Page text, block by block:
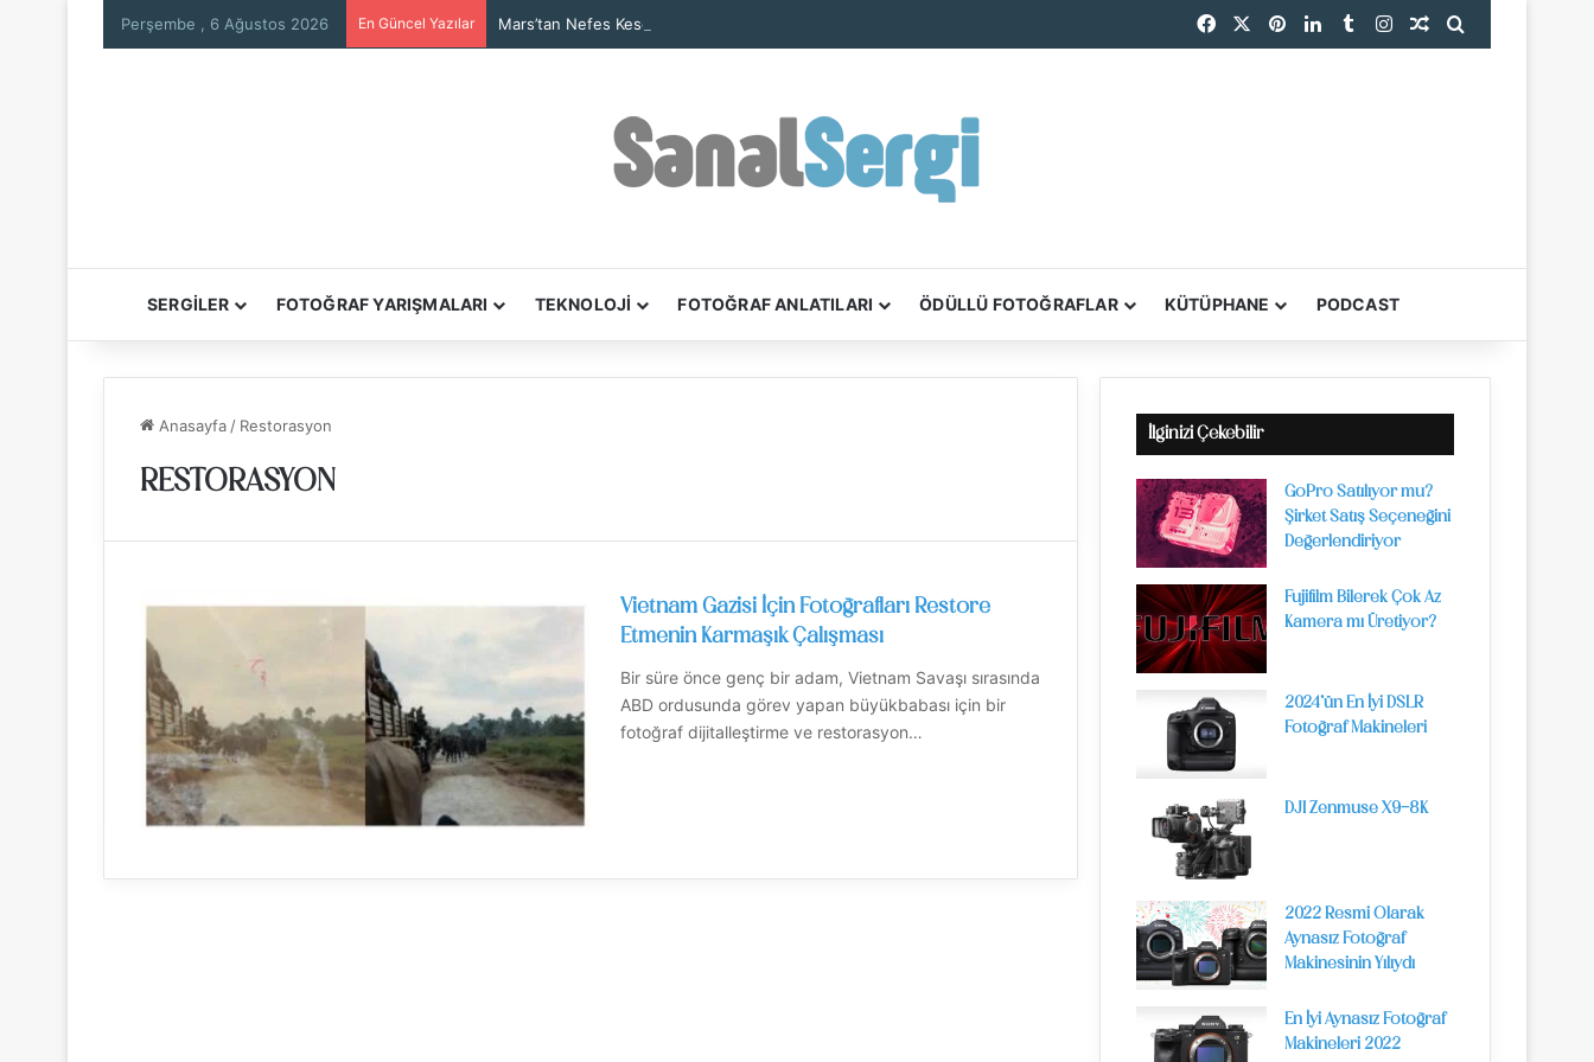
Perşembe , 6 Ağustos 2026 En Güncel Yazılar Mars’tan Nefes Kesen Kare: Yalnız Kaya Oluşumu Tüm Ayrıntılarıyla Görüntülendi Facebook PinterestLinkedInTumblrInstagramRastgele Makale
SERGİLER FOTOĞRAF YARIŞMALARI TEKNOLOJİ FOTOĞRAF ANLATILARI ÖDÜLLÜ FOTOĞRAFLAR KÜTÜPHANE PODCAST
Anasayfa / Restorasyon
RESTORASYON
Vietnam Gazisi İçin Fotoğrafları Restore
Etmenin Karmaşık Çalışması
Bir süre önce genç bir adam, Vietnam Savaşı sırasında
ABD ordusunda görev yapan büyükbabası için bir
fotoğraf dijitalleştirme ve restorasyon…
İlginizi Çekebilir
GoPro Satılıyor mu?
Şirket Satış Seçeneğini
Değerlendiriyor
Fujifilm Bilerek Çok Az
Kamera mı Üretiyor?
2024’ün En İyi DSLR
Fotoğraf Makineleri
DJI Zenmuse X9-8K
2022 Resmi Olarak
Aynasız Fotoğraf
Makinesinin Yılıydı
En İyi Aynasız Fotoğraf
Makineleri 2022